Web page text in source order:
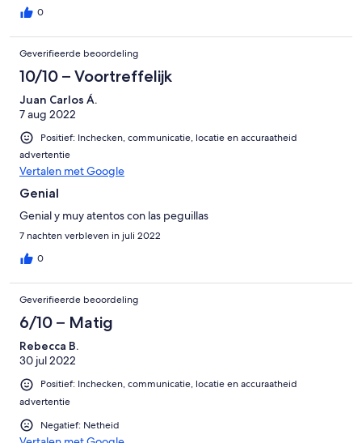
0
Geverifieerde beoordeling
10/10 – Voortreffelijk
Juan Carlos Á.
7 aug 2022
Positief: Inchecken, communicatie, locatie en accuraatheid
advertentie
Vertalen met Google
Genial
Genial y muy atentos con las peguillas
7 nachten verbleven in juli 2022
0
Geverifieerde beoordeling
6/10 – Matig
Rebecca B.
30 jul 2022
Positief: Inchecken, communicatie, locatie en accuraatheid
advertentie
Negatief: Netheid